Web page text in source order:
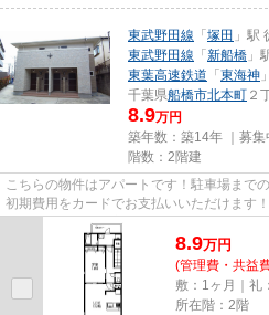
東武野田線 「 塚田 」駅
東武野田線 「 新船橋 」
東葉高速鉄道 「 東海神
千葉県船橋市北本町 ２
8.9万円
築年数：築14年 ｜募集
階数：2階建
こちらの物件はアパートです！駐車場まで
初期費用をカードでお支払いいただけます
ので、アクセスも良好です！た...
8.9万円
(管理費・共益
敷：1ヶ月｜礼
所在階：2階